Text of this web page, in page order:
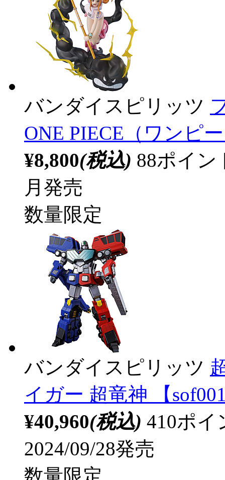
バンダイスピリッツ
ONE PIECE（ワンピ
¥8,800(税込) 88ポイ
月発売
数量限定
バンダイスピリッツ
イガー 超竜神 【
¥40,960(税込) 410ポ
2024/09/28発売